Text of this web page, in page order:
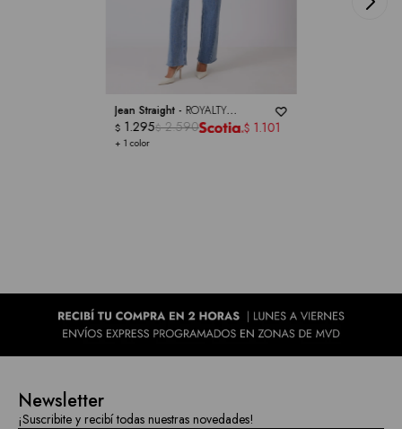
Jean Straight - ROYALTY
COLLECTION
+ 1 color
$ 1.295$ 2.590 $ 1.101
Newsletter
¡Suscribite y recibí todas nuestras novedades!